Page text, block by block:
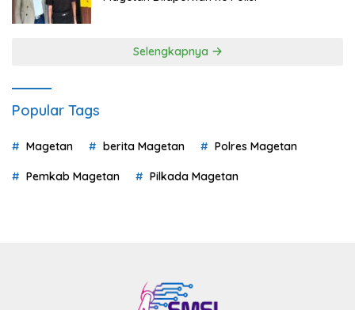
Selengkapnya
Popular Tags
Magetan berita Magetan Polres Magetan
Pemkab Magetan Pilkada Magetan